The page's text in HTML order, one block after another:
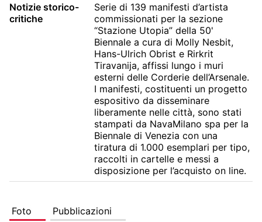
Notizie storico-
critiche
Serie di 139 manifesti d’artista
commissionati per la sezione
“Stazione Utopia” della 50'
Biennale a cura di Molly Nesbit,
Hans-Ulrich Obrist e Rirkrit
Tiravanija, affissi lungo i muri
esterni delle Corderie dell’Arsenale.
I manifesti, costituenti un progetto
espositivo da disseminare
liberamente nelle città, sono stati
stampati da NavaMilano spa per la
Biennale di Venezia con una
tiratura di 1.000 esemplari per tipo,
raccolti in cartelle e messi a
disposizione per l’acquisto on line.
Foto Pubblicazioni